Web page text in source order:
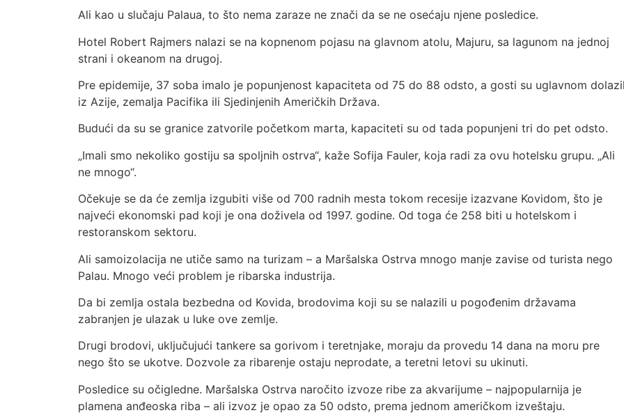
Ali kao u slučaju Palaua, to što nema zaraze ne znači da se ne osećaju njene posledice.
Hotel Robert Rajmers nalazi se na kopnenom pojasu na glavnom atolu, Majuru, sa lagunom na jednoj
strani i okeanom na drugoj.
Pre epidemije, 37 soba imalo je popunjenost kapaciteta od 75 do 88 odsto, a gosti su uglavnom
iz Azije, zemalja Pacifika ili Sjedinjenih Američkih Država.
Budući da su se granice zatvorile početkom marta, kapaciteti su od tada popunjeni tri do pet odsto.
„Imali smo nekoliko gostiju sa spoljnih ostrva“, kaže Sofija Fauler, koja radi za ovu hotelsku grupu. „Ali
ne mnogo“.
Očekuje se da će zemlja izgubiti više od 700 radnih mesta tokom recesije izazvane Kovidom, što je
najveći ekonomski pad koji je ona doživela od 1997. godine. Od toga će 258 biti u hotelskom i
restoranskom sektoru.
Ali samoizolacija ne utiče samo na turizam – a Maršalska Ostrva mnogo manje zavise od turista nego
Palau. Mnogo veći problem je ribarska industrija.
Da bi zemlja ostala bezbedna od Kovida, brodovima koji su se nalazili u pogođenim državama
zabranjen je ulazak u luke ove zemlje.
Drugi brodovi, uključujući tankere sa gorivom i teretnjake, moraju da provedu 14 dana na moru pre
nego što se ukotve. Dozvole za ribarenje ostaju neprodate, a teretni letovi su ukinuti.
Posledice su očigledne. Maršalska Ostrva naročito izvoze ribe za akvarijume – najpopularnija je
plamena anđeoska riba – ali izvoz je opao za 50 odsto, prema jednom američkom izveštaju.